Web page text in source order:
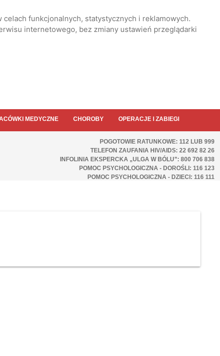
funkcjonalnych, statystycznych i reklamowych.
internetowego, bez zmiany ustawień przeglądarki
MEDYCZNE CHOROBY OPERACJE I ZABIEGI
POGOTOWIE RATUNKOWE: 112 LUB 999
TELEFON ZAUFANIA HIV/AIDS: 22 692 82 26
INFOLINIA EKSPERCKA „ULGA W BÓLU”: 800 706 838
POMOC PSYCHOLOGICZNA - DOROŚLI: 116 123
POMOC PSYCHOLOGICZNA - DZIECI: 116 111